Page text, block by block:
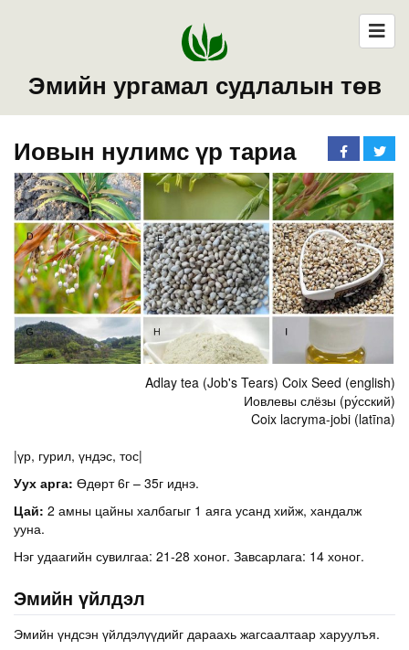
Эмийн ургамал судлалын төв
Иовын нулимс үр тариа
Adlay tea (Job's Tears) Coix Seed (english)
Иовлевы слёзы (ру́сский)
Coix lacryma-jobi (latīna)
|үр, гурил, үндэс, тос|
Уух арга: Өдөрт 6г – 35г иднэ.
Цай: 2 амны цайны халбагыг 1 аяга усанд хийж, хандалж
ууна.
Нэг удаагийн сувилгаа: 21-28 хоног. Завсарлага: 14 хоног.
Эмийн үйлдэл
Эмийн үндсэн үйлдэлүүдийг дараахь жагсаалтаар харуулъя.